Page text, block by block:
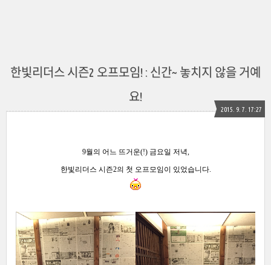
한빛리더스 시즌2 오프모임! : 신간~ 놓치지 않을 거예
요!
2015. 9. 7. 17:27
9월의 어느 뜨거운(!) 금요일 저녁,
한빛리더스 시즌2의 첫 오프모임이 있었습니다.